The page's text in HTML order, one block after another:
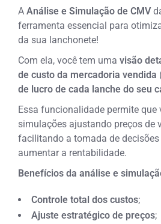
AAnálise e Simulação de CMV
ferramenta essencial para
da sua lanchonete!
Com ela, você tem umavisão
de custo da mercadoria vendida
de lucro de cada lanche do seu
Essa funcionalidade permite que
simulações ajustando preços de
facilitando a tomada de
aumentar a rentabilidade.
Benefícios da análise e
Controle total dos custos;
Ajuste estratégico de preços;